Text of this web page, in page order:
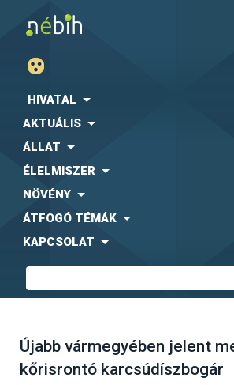
HIVATAL
AKTUÁLIS
ÁLLAT
ÉLELMISZER
NÖVÉNY
ÁTFOGÓ TÉMÁK
KAPCSOLAT
Újabb vármegyében jelent
kőrisrontó karcsúdíszbogár